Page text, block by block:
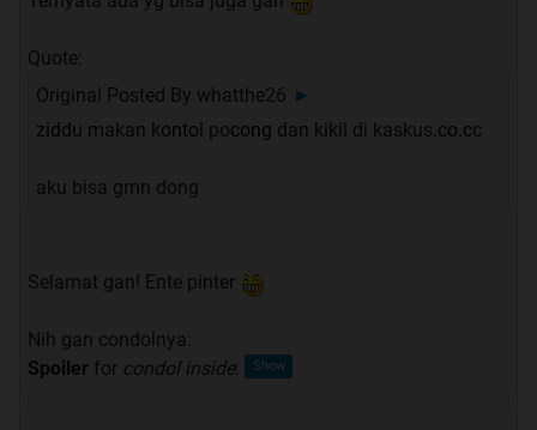
Quote:
Original Posted By whatthe26 ►
ziddu makan kontol pocong dan kikil di kaskus .co.cc
aku bisa gmn dong
Selamat gan! Ente pinter
Nih gan condolnya:
Spoiler for condol inside: